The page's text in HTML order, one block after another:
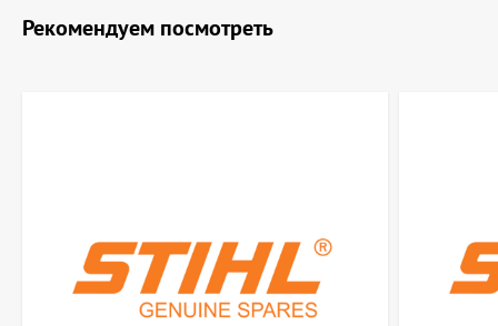
Рекомендуем посмотреть